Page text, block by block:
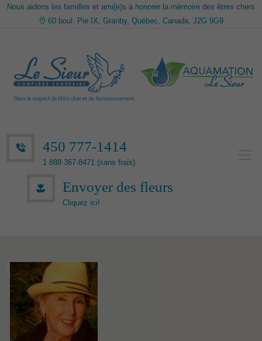
Nous aidons les familles et ami(e)s à honorer la mémoire des êtres chers
60 boul. Pie IX, Granby, Québec, Canada, J2G 9G9
450 777-1414
1 888 367-8471 (sans frais)
Envoyer des fleurs
Cliquez ici!